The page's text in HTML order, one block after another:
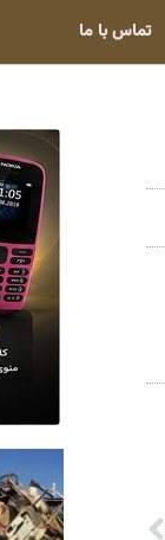
تماس با ما